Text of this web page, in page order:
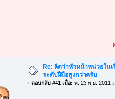
Re: คิดว่าหัวหน้าหน่วยใน
ระดับฝีมือสูงกว่าครับ
« ตอบกลับ #41 เมื่อ: พ. 23 พ.ย. 2011